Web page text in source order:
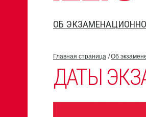
ОБ
Главная страница Об
ДАТЫ